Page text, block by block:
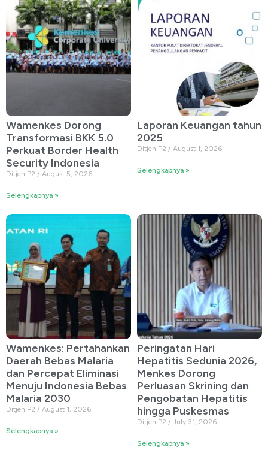
Wamenkes Dorong
Transformasi BKK 5.0
Perkuat Border Health
Security Indonesia
Ditjen P2 August 5, 2026
Selengkapnya »
Laporan Keuangan tahun
2025
Ditjen P2 August 1, 2026
Selengkapnya »
Wamenkes: Pertahankan
Daerah Bebas Malaria
dan Percepat Eliminasi
Menuju Indonesia Bebas
Malaria 2030
Ditjen P2 August 1, 2026
Selengkapnya »
Peringatan Hari
Hepatitis Sedunia 2026,
Menkes Dorong
Perluasan Skrining dan
Pengobatan Hepatitis
hingga Puskesmas
Ditjen P2 July 31, 2026
Selengkapnya »